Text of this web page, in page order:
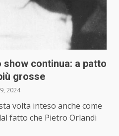
show continua: a patto
grosse
2024
volta inteso anche come
fatto che Pietro Orlandi